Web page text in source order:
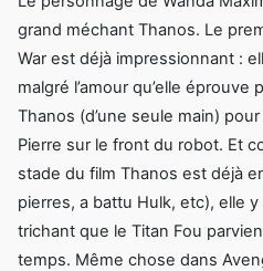
grand méchant Thanos. Le
War est déjà impressionnant :
malgré l’amour qu’elle
Thanos (d’une seule main) pour
Pierre sur le front du robot. Et
stade du film Thanos est déjà
pierres, a battu Hulk, etc), elle y
trichant que le Titan Fou
temps. Même chose dans